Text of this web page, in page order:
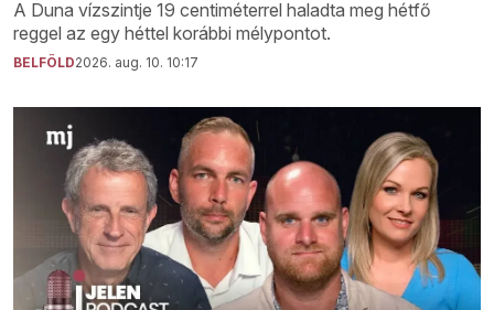
A Duna vízszintje 19 centiméterrel haladta meg hétfő
reggel az egy héttel korábbi mélypontot.
BELFÖLD2026. aug. 10. 10:17